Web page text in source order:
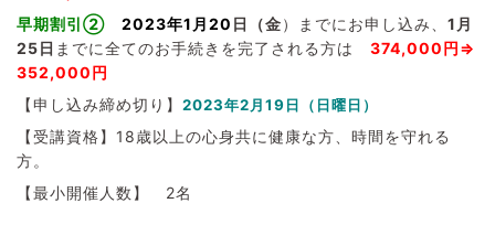
早期割引②
2023年1月20 日（金）までにお申し込み、 1 月
25日 までに全てのお手続きを完了される方は 374,000円⇒
352,000円
【申し込み締め切り】 2023年2月19日 （日曜日）
【受講資格】18歳以上の心身共に健康な方、時間を守れる
方。
【最小開催人数】 2名